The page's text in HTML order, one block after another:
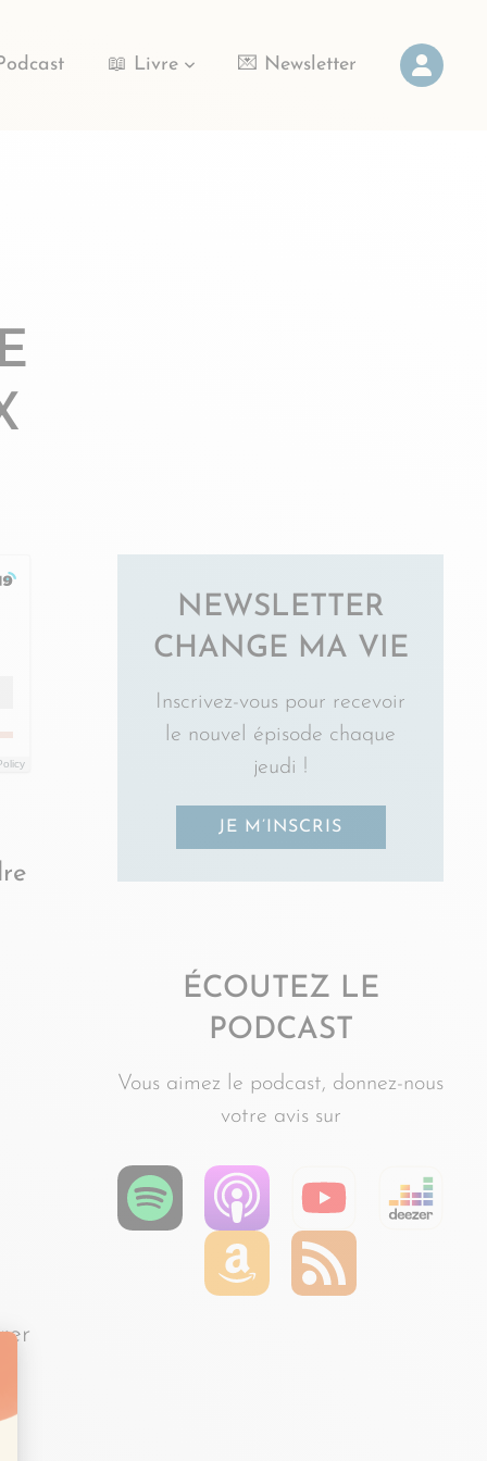
📖 Livre 💌 Newsletter
NEWSLETTER
CHANGE MA VIE
Inscrivez-vous pour recevoir
le nouvel épisode chaque
jeudi !
JE M’INSCRIS
ÉCOUTEZ LE
PODCAST
Vous aimez le podcast, donnez-nous
votre avis sur